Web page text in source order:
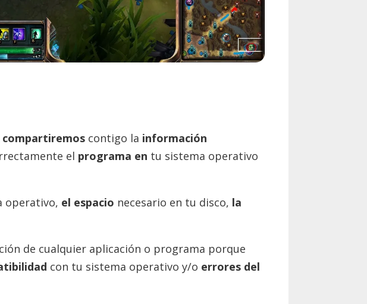
compartiremos contigo la información
el programa en tu sistema operativo
operativo, el espacio necesario en tu disco, la
de cualquier aplicación o programa porque
con tu sistema operativo y/o errores del